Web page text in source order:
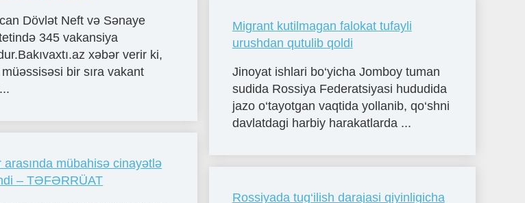
Dövlət Neft və Sənaye
345 vakansiya
xəbər verir ki,
bir sıra vakant
arasında mübahisə cinayətlə
– TƏFƏRRÜAT
Migrant kutilmagan falokat tufayli
urushdan qutulib qoldi
Jinoyat ishlari bo‘yicha Jomboy tuman
sudida Rossiya Federatsiyasi hududida
jazo o‘tayotgan vaqtida yollanib, qo‘shni
davlatdagi harbiy harakatlarda ...
Rossiyada tug‘ilish darajasi qiyinligicha